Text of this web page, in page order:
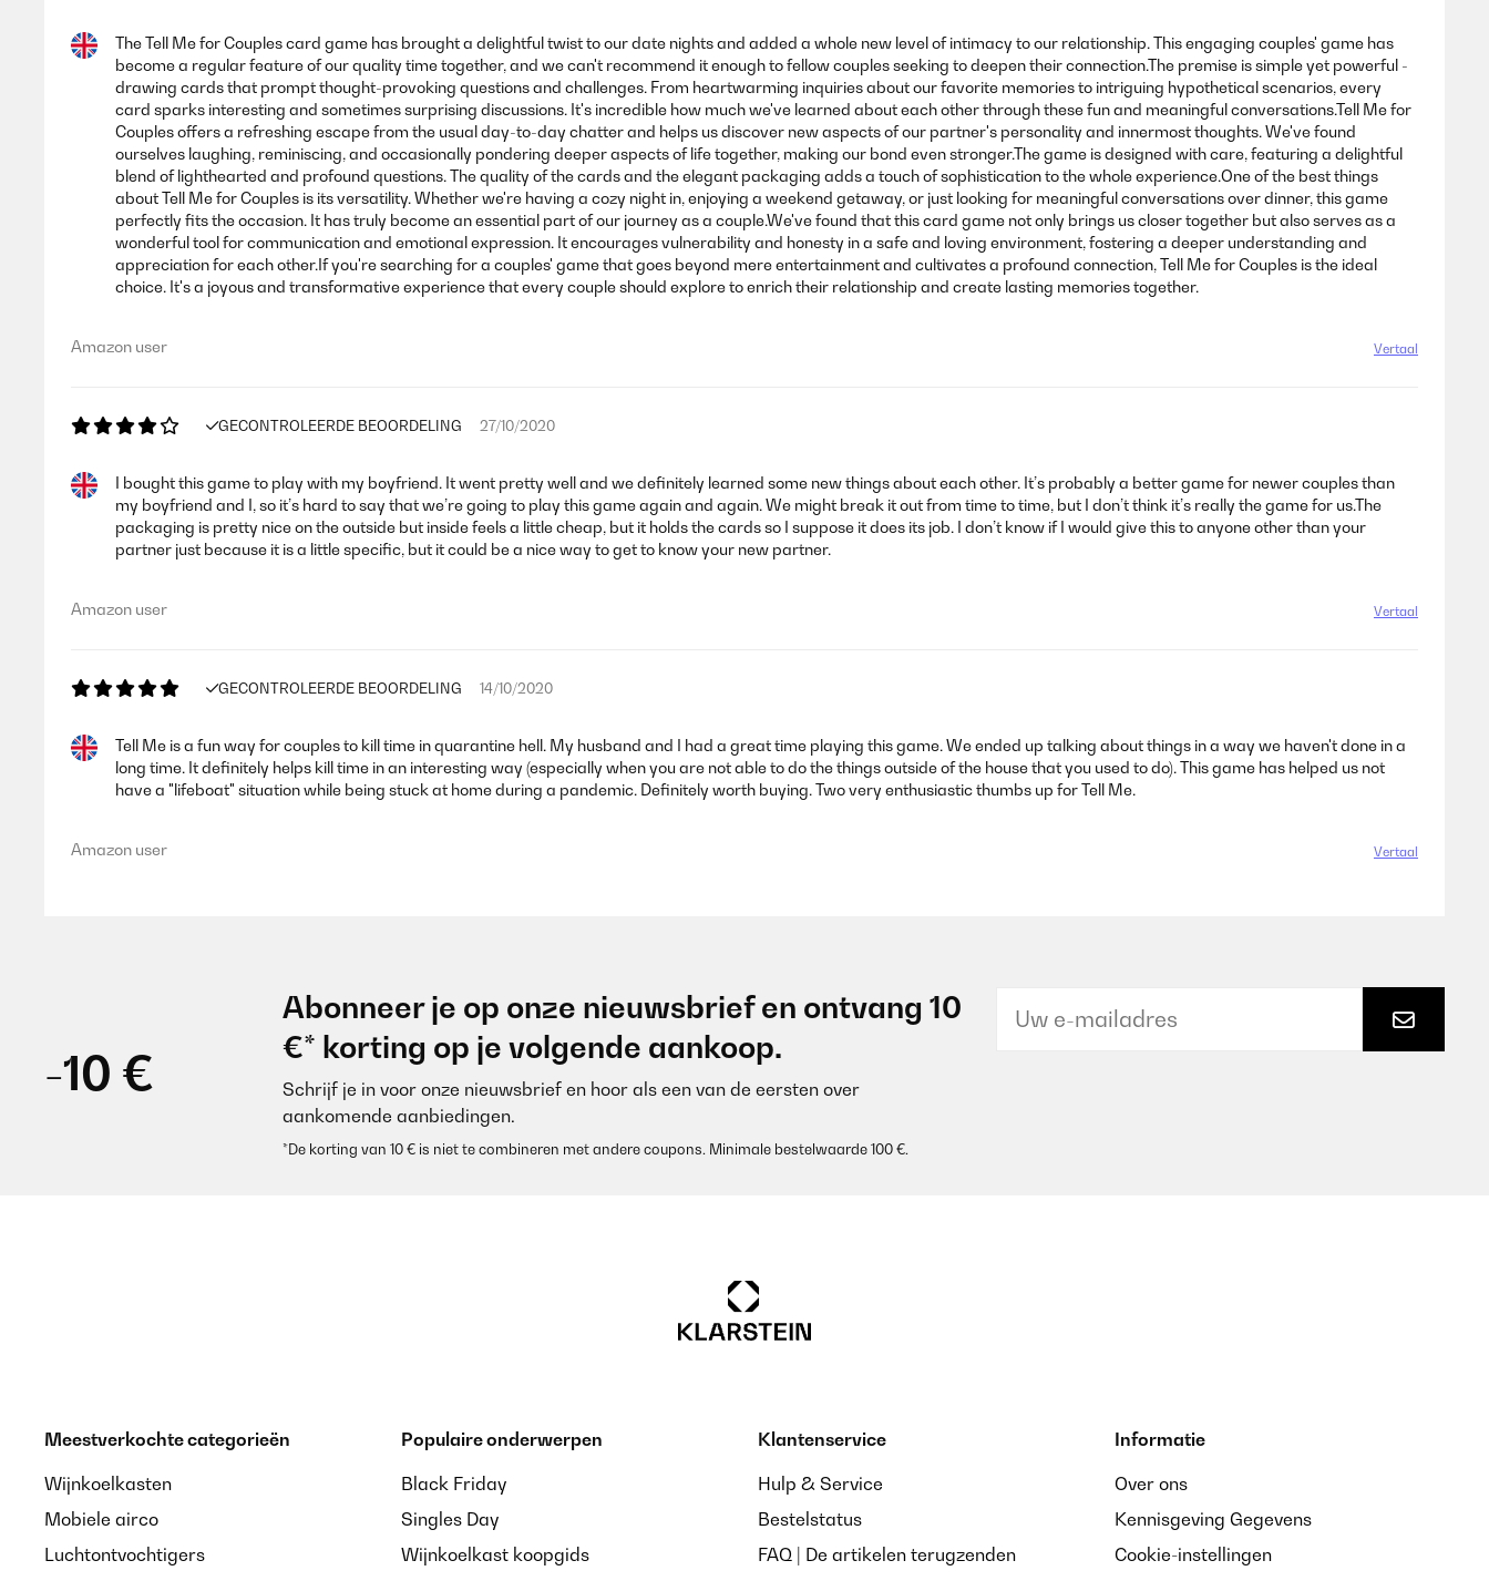
The Tell Me for Couples card game has brought a delightful twist to our date nights and added a whole new level of intimacy to our relationship. This engaging couples' game has
become a regular feature of our quality time together, and we can't recommend it enough to fellow couples seeking to deepen their connection.The premise is simple yet powerful -
drawing cards that prompt thought-provoking questions and challenges. From heartwarming inquiries about our favorite memories to intriguing hypothetical scenarios, every
card sparks interesting and sometimes surprising discussions. It's incredible how much we've learned about each other through these fun and meaningful conversations.Tell Me for
Couples offers a refreshing escape from the usual day-to-day chatter and helps us discover new aspects of our partner's personality and innermost thoughts. We've found
ourselves laughing, reminiscing, and occasionally pondering deeper aspects of life together, making our bond even stronger.The game is designed with care, featuring a delightful
blend of lighthearted and profound questions. The quality of the cards and the elegant packaging adds a touch of sophistication to the whole experience.One of the best things
about Tell Me for Couples is its versatility. Whether we're having a cozy night in, enjoying a weekend getaway, or just looking for meaningful conversations over dinner, this game
perfectly fits the occasion. It has truly become an essential part of our journey as a couple.We've found that this card game not only brings us closer together but also serves as a
wonderful tool for communication and emotional expression. It encourages vulnerability and honesty in a safe and loving environment, fostering a deeper understanding and
appreciation for each other.If you're searching for a couples' game that goes beyond mere entertainment and cultivates a profound connection, Tell Me for Couples is the ideal
choice. It's a joyous and transformative experience that every couple should explore to enrich their relationship and create lasting memories together.
Amazon user Vertaal
GECONTROLEERDE BEOORDELING 27/10/2020
I bought this game to play with my boyfriend. It went pretty well and we definitely learned some new things about each other. It’s probably a better game for newer couples than
my boyfriend and I, so it’s hard to say that we’re going to play this game again and again. We might break it out from time to time, but I don’t think it’s really the game for us.The
packaging is pretty nice on the outside but inside feels a little cheap, but it holds the cards so I suppose it does its job. I don’t know if I would give this to anyone other than your
partner just because it is a little specific, but it could be a nice way to get to know your new partner.
Amazon user Vertaal
GECONTROLEERDE BEOORDELING 14/10/2020
Tell Me is a fun way for couples to kill time in quarantine hell. My husband and I had a great time playing this game. We ended up talking about things in a way we haven't done in a
long time. It definitely helps kill time in an interesting way (especially when you are not able to do the things outside of the house that you used to do). This game has helped us not
have a "lifeboat" situation while being stuck at home during a pandemic. Definitely worth buying. Two very enthusiastic thumbs up for Tell Me.
Amazon user Vertaal
-10 €
Abonneer je op onze nieuwsbrief en ontvang 10
€* korting op je volgende aankoop.
Schrijf je in voor onze nieuwsbrief en hoor als een van de eersten over
aankomende aanbiedingen.
*De korting van 10 € is niet te combineren met andere coupons. Minimale bestelwaarde 100 €.
Meestverkochte categorieën
Wijnkoelkasten
Mobiele airco
Luchtontvochtigers
Populaire onderwerpen
Black Friday
Singles Day
Wijnkoelkast koopgids
Klantenservice
Hulp & Service
Bestelstatus
FAQ | De artikelen terugzenden
Informatie
Over ons
Kennisgeving Gegevens
Cookie-instellingen